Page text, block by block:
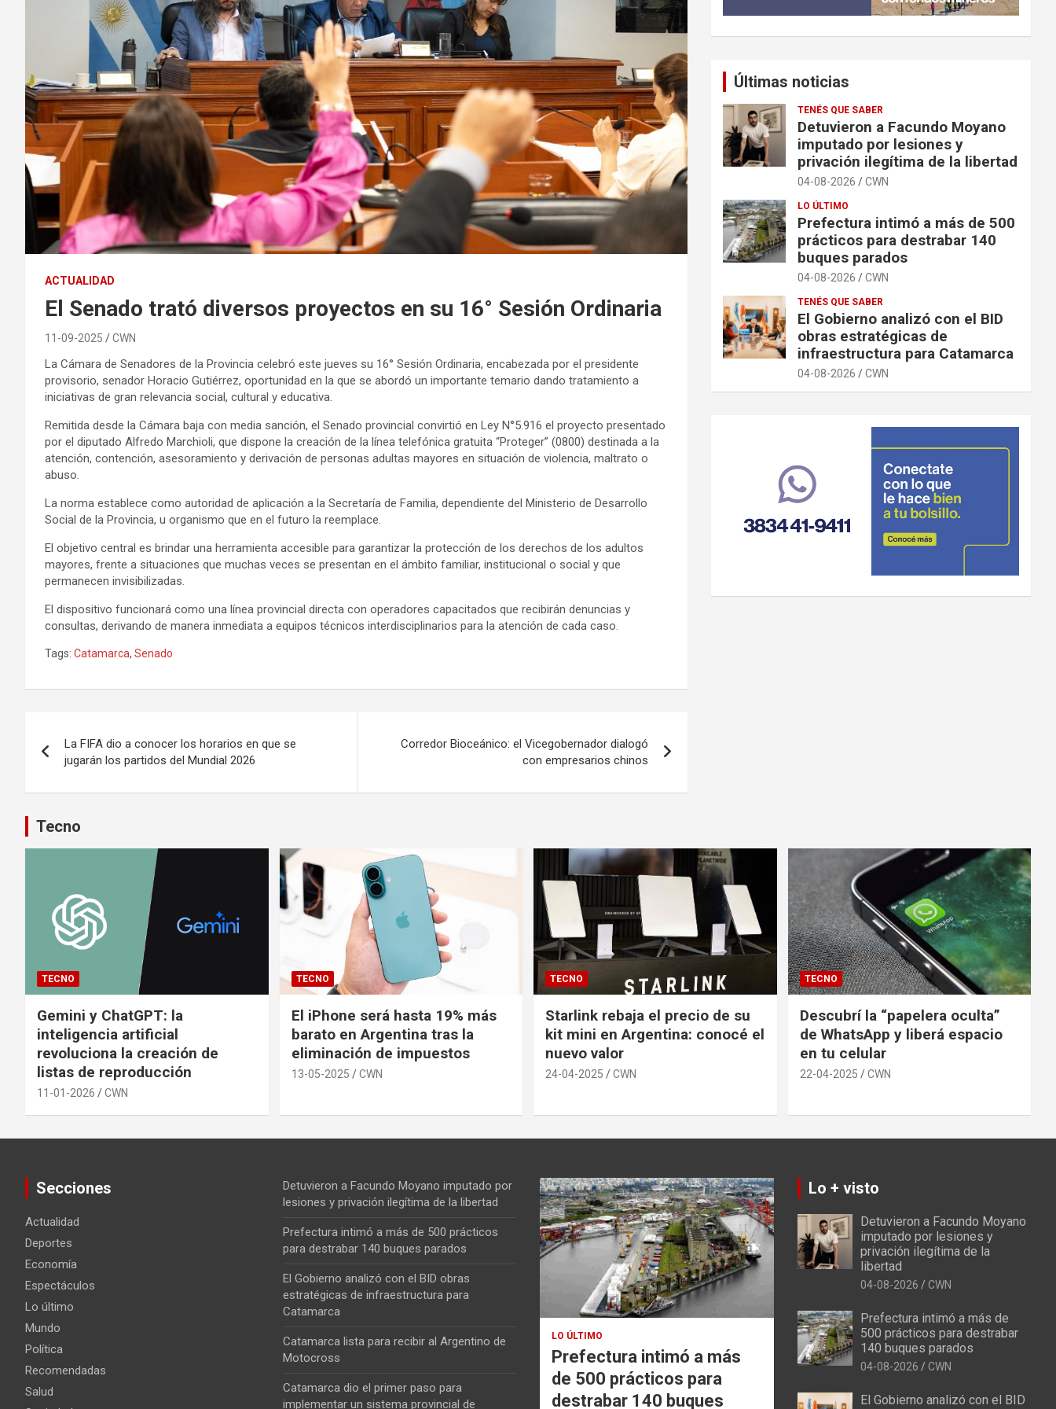
ACTUALIDAD
El Senado trató diversos proyectos en su 16° Sesión Ordinaria
11-09-2025 CWN
La Cámara de Senadores de la Provincia celebró este jueves su 16° Sesión Ordinaria, encabezada por el presidente
provisorio, senador Horacio Gutiérrez, oportunidad en la que se abordó un importante temario dando tratamiento a
iniciativas de gran relevancia social, cultural y educativa.
Remitida desde la Cámara baja con media sanción, el Senado provincial convirtió en Ley N°5.916 el proyecto presentado
por el diputado Alfredo Marchioli, que dispone la creación de la línea telefónica gratuita “Proteger” (0800) destinada a la
atención, contención, asesoramiento y derivación de personas adultas mayores en situación de violencia, maltrato o
abuso.
La norma establece como autoridad de aplicación a la Secretaría de Familia, dependiente del Ministerio de Desarrollo
Social de la Provincia, u organismo que en el futuro la reemplace.
El objetivo central es brindar una herramienta accesible para garantizar la protección de los derechos de los adultos
mayores, frente a situaciones que muchas veces se presentan en el ámbito familiar, institucional o social y que
permanecen invisibilizadas.
El dispositivo funcionará como una línea provincial directa con operadores capacitados que recibirán denuncias y
consultas, derivando de manera inmediata a equipos técnicos interdisciplinarios para la atención de cada caso.
Tags: Catamarca, Senado
de
entradas
La FIFA dio a conocer los horarios en que se
jugarán los partidos del Mundial 2026
Corredor Bioceánico: el Vicegobernador dialogó
con empresarios chinos
Últimas noticias
TENÉS QUE SABER
Detuvieron a Facundo Moyano
imputado por lesiones y
privación ilegítima de la libertad
04-08-2026 CWN
LO ÚLTIMO
Prefectura intimó a más de 500
prácticos para destrabar 140
buques parados
04-08-2026 CWN
TENÉS QUE SABER
El Gobierno analizó con el BID
obras estratégicas de
infraestructura para Catamarca
04-08-2026 CWN
Tecno
TECNO
Gemini y ChatGPT: la
inteligencia artificial
revoluciona la creación de
listas de reproducción
11-01-2026 CWN
TECNO
El iPhone será hasta 19% más
barato en Argentina tras la
eliminación de impuestos
13-05-2025 CWN
TECNO
Starlink rebaja el precio de su
kit mini en Argentina: conocé el
nuevo valor
24-04-2025 CWN
TECNO
Descubrí la “papelera oculta”
de WhatsApp y liberá espacio
en tu celular
22-04-2025 CWN
Secciones
Actualidad
Deportes
Economía
Espectáculos
Lo último
Mundo
Política
Recomendadas
Salud
Detuvieron a Facundo Moyano imputado por
lesiones y privación ilegítima de la libertad
Prefectura intimó a más de 500 prácticos
para destrabar 140 buques parados
El Gobierno analizó con el BID obras
estratégicas de infraestructura para
Catamarca
Catamarca lista para recibir al Argentino de
Motocross
Catamarca dio el primer paso para
implementar un sistema provincial de
LO ÚLTIMO
Prefectura intimó a más
de 500 prácticos para
destrabar 140 buques
Lo + visto
Detuvieron a Facundo Moyano
imputado por lesiones y
privación ilegítima de la
libertad
04-08-2026 CWN
Prefectura intimó a más de
500 prácticos para destrabar
140 buques parados
04-08-2026 CWN
El Gobierno analizó con el BID